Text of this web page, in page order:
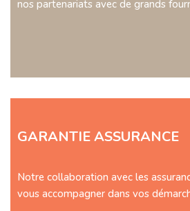
nos partenariats avec de grands
GARANTIE ASSURANCE
Notre collaboration avec les
vous accompagner dans vos